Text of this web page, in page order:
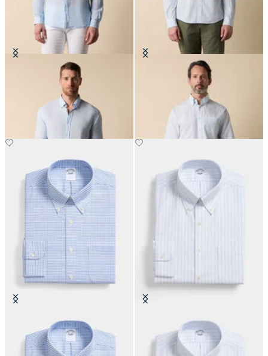
Slim Fit Hemd aus Leinen mit
Button-Down-Kragen
Regular Fit Friday Hemd mit
Button-Down-Kragen
Regular Fit Non-Iron Oxford-
Hemd mit Button-Down-Kragen
€104.30
Regular Fit Non-Iron Oxford-
Hemd mit Button-Down-Kragen